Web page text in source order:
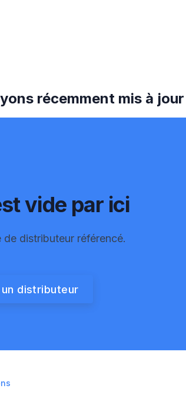
récemment mis à jour
vide par ici
distributeur référencé.
distributeur